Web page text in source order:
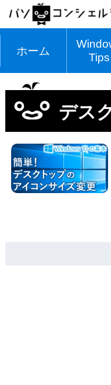
ホーム
Tips
デス